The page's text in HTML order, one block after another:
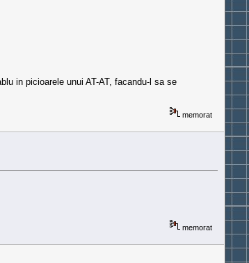
in picioarele unui AT-AT, facandu-l sa se
memorat
memorat